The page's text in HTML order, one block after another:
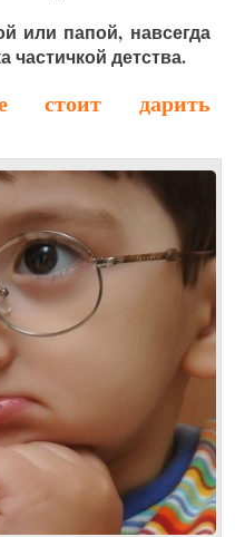
или папой, навсегда
частичкой детства.
стоит дарить